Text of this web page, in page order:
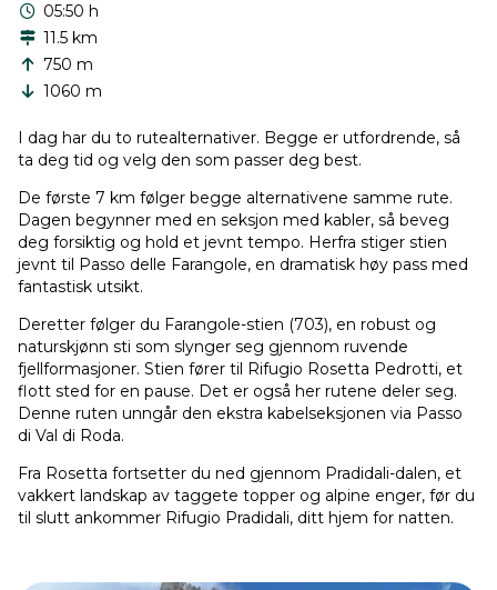
05:50 h
11.5 km
750 m
1060 m
I dag har du to rutealternativer. Begge er utfordrende, så
ta deg tid og velg den som passer deg best.
De første 7 km følger begge alternativene samme rute.
Dagen begynner med en seksjon med kabler, så beveg
deg forsiktig og hold et jevnt tempo. Herfra stiger stien
jevnt til Passo delle Farangole, en dramatisk høy pass med
fantastisk utsikt.
Deretter følger du Farangole-stien (703), en robust og
naturskjønn sti som slynger seg gjennom ruvende
fjellformasjoner. Stien fører til Rifugio Rosetta Pedrotti, et
flott sted for en pause. Det er også her rutene deler seg.
Denne ruten unngår den ekstra kabelseksjonen via Passo
di Val di Roda.
Fra Rosetta fortsetter du ned gjennom Pradidali-dalen, et
vakkert landskap av taggete topper og alpine enger, før du
til slutt ankommer Rifugio Pradidali, ditt hjem for natten.